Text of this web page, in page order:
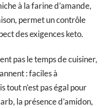
à la farine d’amande,
permet un contrôle
des exigences keto.
pas le temps de cuisiner,
: faciles à
tout n’est pas égal pour
la présence d’amidon,